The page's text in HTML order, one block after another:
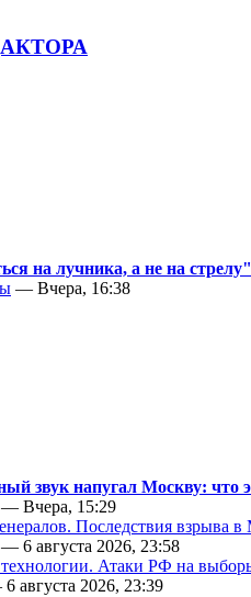
на лучника, а не на
— Вчера, 16:38
звук напугал Москву: что
— Вчера, 15:29
Последствия взрыва в
— 6 августа 2026, 23:58
технологии. Атаки РФ на
августа 2026, 23:39